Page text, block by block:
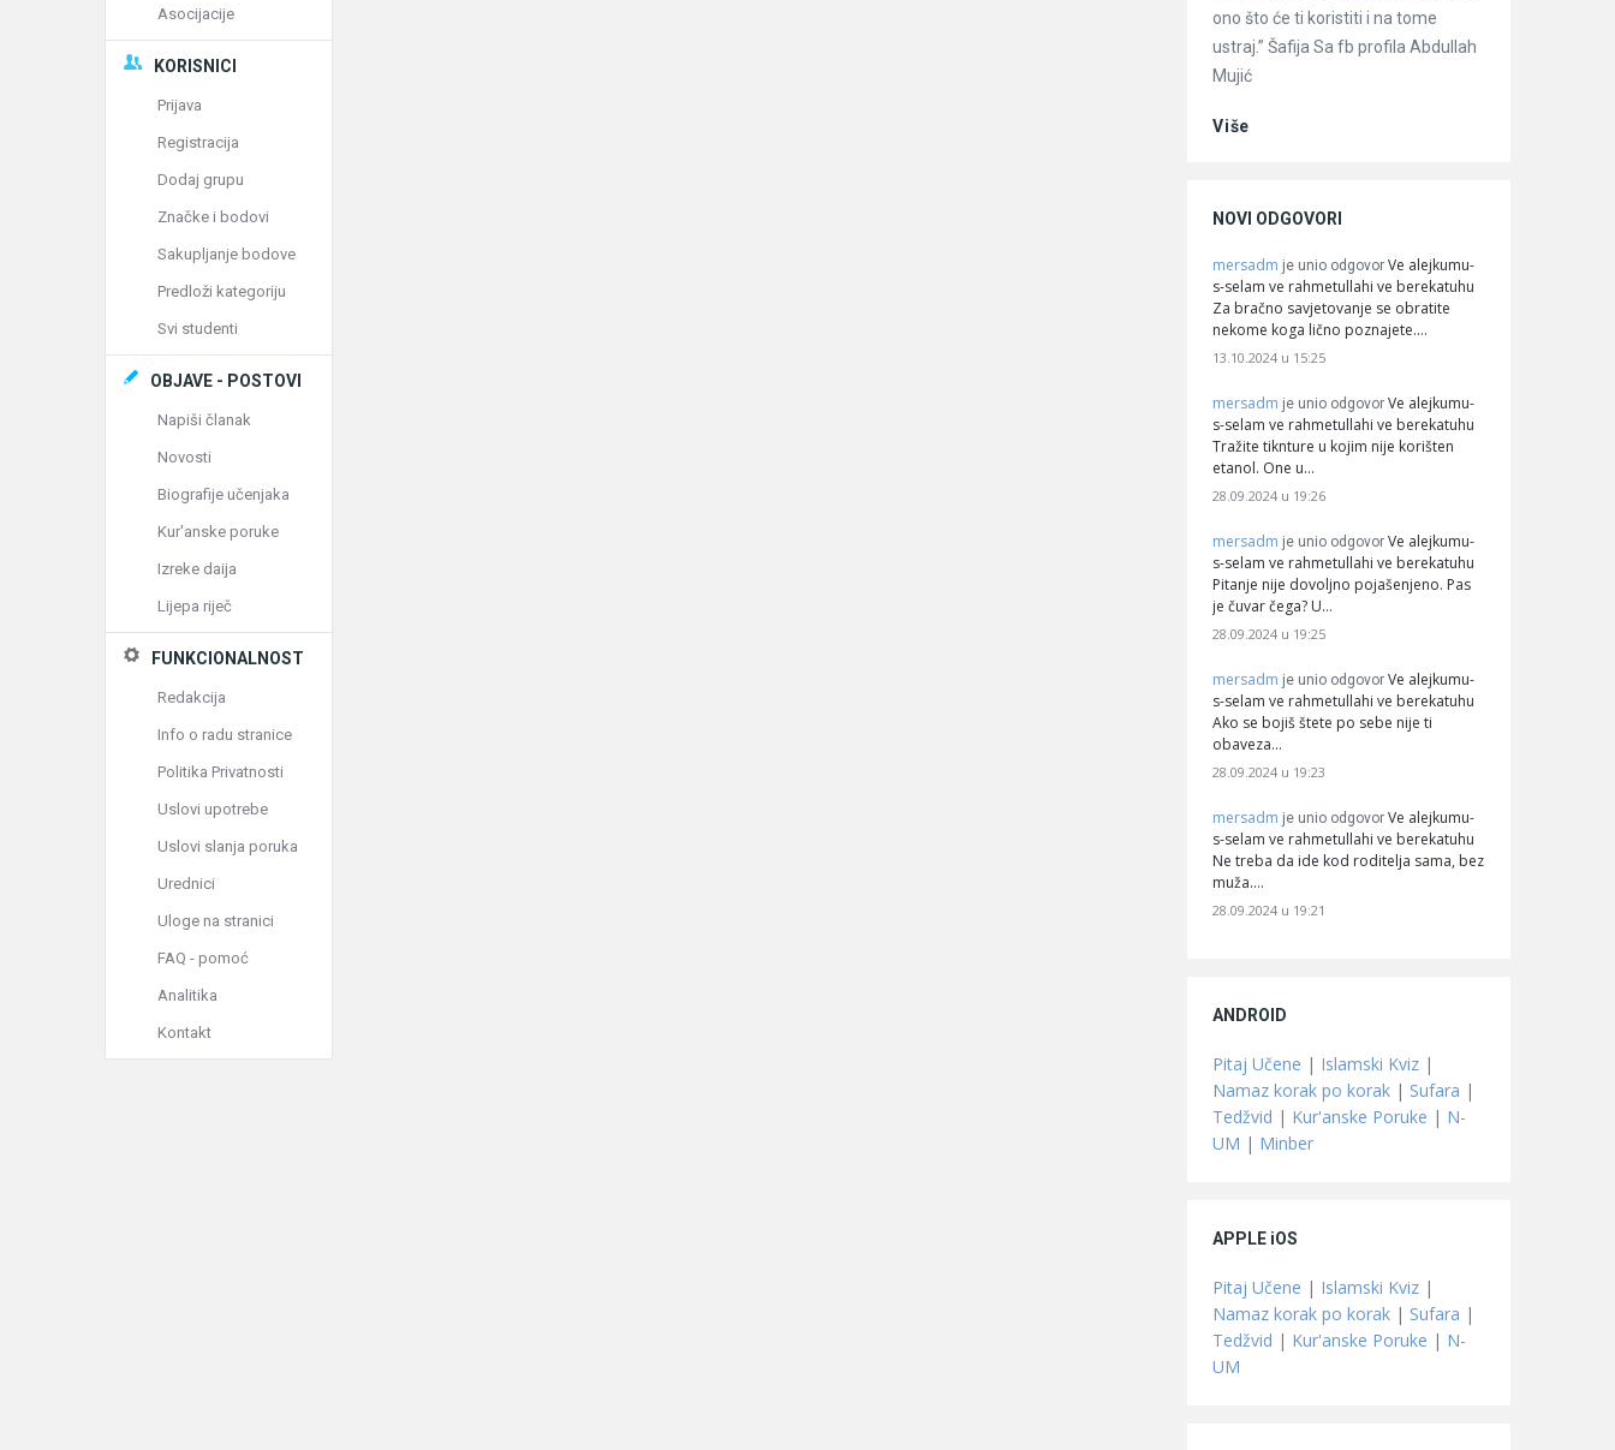
ono što će ti koristiti i na tome
ustraj.” Šafija Sa fb profila Abdullah
Mujić
Više
NOVI ODGOVORI
mersadm je unio odgovor Ve alejkumu-
s-selam ve rahmetullahi ve berekatuhu
Za bračno savjetovanje se obratite
nekome koga lično poznajete.…
13.10.2024 u 15:25
mersadm je unio odgovor Ve alejkumu-
s-selam ve rahmetullahi ve berekatuhu
Tražite tiknture u kojim nije korišten
etanol. One u…
28.09.2024 u 19:26
mersadm je unio odgovor Ve alejkumu-
s-selam ve rahmetullahi ve berekatuhu
Pitanje nije dovoljno pojašenjeno. Pas
je čuvar čega? U…
28.09.2024 u 19:25
mersadm je unio odgovor Ve alejkumu-
s-selam ve rahmetullahi ve berekatuhu
Ako se bojiš štete po sebe nije ti
obaveza…
28.09.2024 u 19:23
mersadm je unio odgovor Ve alejkumu-
s-selam ve rahmetullahi ve berekatuhu
Ne treba da ide kod roditelja sama, bez
muža.…
28.09.2024 u 19:21
ANDROID
Pitaj Učene | Islamski Kviz |
Namaz korak po korak | Sufara |
Tedžvid | Kur'anske Poruke | N-
UM | Minber
APPLE iOS
Pitaj Učene | Islamski Kviz |
Namaz korak po korak | Sufara |
Tedžvid | Kur'anske Poruke | N-
UM
Asocijacije
KORISNICI
Prijava
Registracija
Dodaj grupu
Značke i bodovi
Sakupljanje bodove
Predloži kategoriju
Svi studenti
OBJAVE - POSTOVI
Napiši članak
Novosti
Biografije učenjaka
Kur'anske poruke
Izreke daija
Lijepa riječ
FUNKCIONALNOST
Redakcija
Info o radu stranice
Politika Privatnosti
Uslovi upotrebe
Uslovi slanja poruka
Urednici
Uloge na stranici
FAQ - pomoć
Analitika
Kontakt